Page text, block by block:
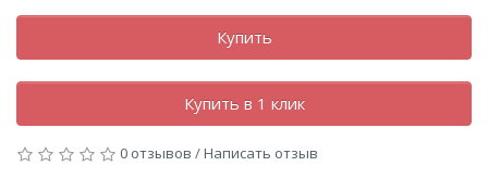
Купить
Купить в 1 клик
0 отзывов /Написать отзыв